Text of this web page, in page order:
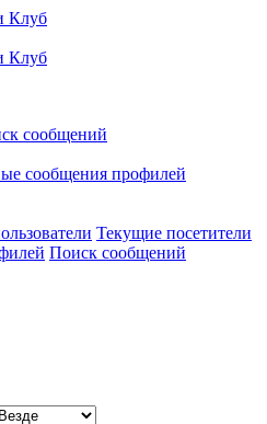
сообщений
сообщения профилей
Текущие посетители
Поиск сообщений